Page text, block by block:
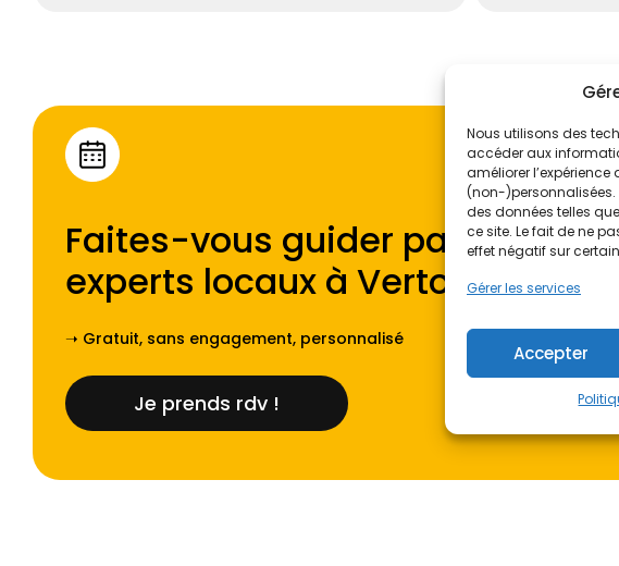
Nous utilisons des
accéder aux
améliorer
(non-
des données telles
ce site. Le fait de ne
effet négatif sur
Gérer les services
Accepter
Faites-vous guider par l'un de
experts locaux à Vertou.
➝ Gratuit, sans engagement, personnalisé
Je prends rdv !